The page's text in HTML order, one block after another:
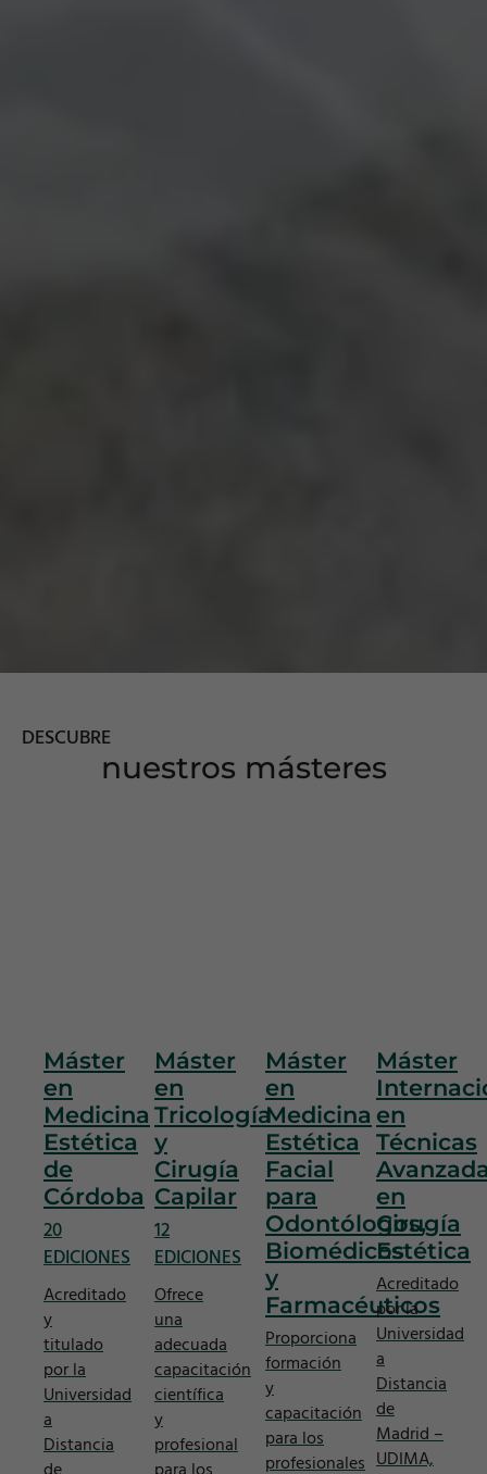
DESCUBRE
nuestros másteres
Máster
en
Medicina
Estética
de
Córdoba
20
EDICIONES
Acreditado
y
titulado
por la
Universidad
a
Distancia
Máster
en
Tricología
y
Cirugía
Capilar
12
EDICIONES
Ofrece
una
adecuada
capacitación
científica
y
profesional
Máster
en
Medicina
Estética
Facial
para
Odontólogos,
Biomédicos
y
Farmacéuticos
Proporciona
formación
y
capacitación
para los
profesionales
Máster
en
Técnicas
en
Cirugía
Estética
Acreditado
por la
Universidad
a
Distancia
de
Madrid –
UDIMA,